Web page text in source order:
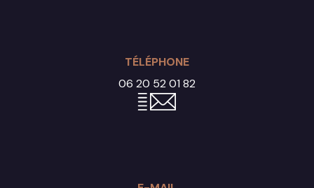
TÉLÉPHONE
06 20 52 01 82